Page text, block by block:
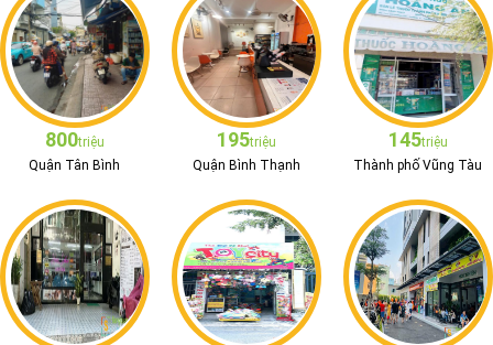
800triệu
Quận Tân Bình
195triệu
Quận Bình Thạnh
145triệu
Thành phố Vũng Tàu